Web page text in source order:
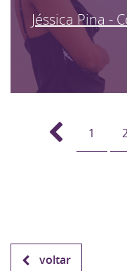
Jéssica Pina -
1
voltar